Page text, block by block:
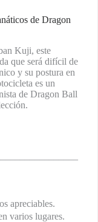
de Dragon
Kuji, este
que será difícil de
y su postura en
es un
de Dragon Ball
apreciables.
varios lugares.